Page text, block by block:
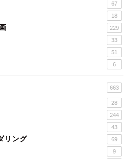
67
18
229
33
51
6
663
28
244
43
リング 69
9